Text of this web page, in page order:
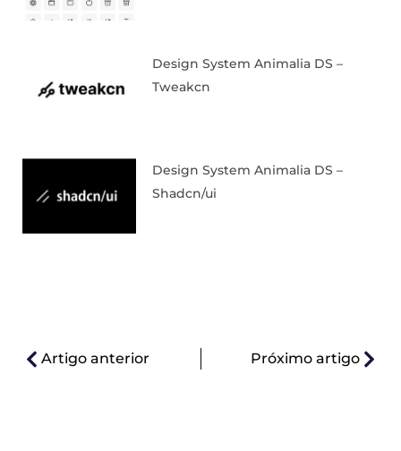
Design System Animalia DS –
Tweakcn
Design System Animalia DS –
Shadcn/ui
Artigo anterior Próximo artigo